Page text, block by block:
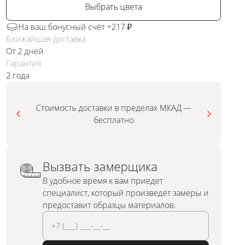
Выбрать цвета
На ваш бонусный счёт +217 ₽
Ближайшая доставка
От 2 дней
Гарантия
2 года
Стоимость доставки в пределах МКАД —
бесплатно
Вызвать замерщика
В удобное время к вам приедет
специалист, который произведёт замеры и
предоставит образцы материалов.